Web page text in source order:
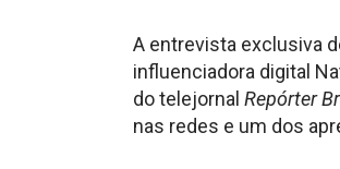
A entrevista exclusiva
influenciadora digital
do telejornal Repórter
nas redes e um dos